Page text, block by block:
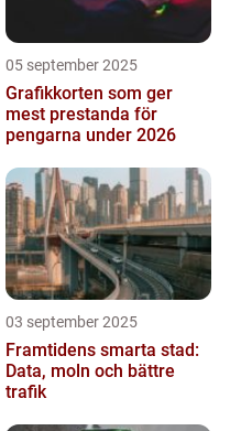
05 september 2025
Grafikkorten som ger
mest prestanda för
pengarna under 2026
03 september 2025
Framtidens smarta stad:
Data, moln och bättre
trafik